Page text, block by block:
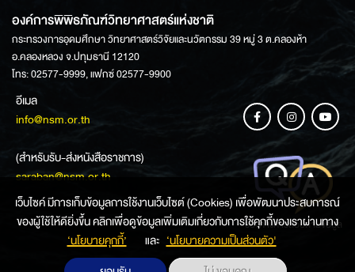
องค์การพิพิธภัณฑ์วิทยาศาสตร์แห่งชาติ
กระทรวงการอุดมศึกษา วิทยาศาสตร์วิจัยและนวัตกรรม 39 หมู่ 3 ต.คลองห้า
อ.คลองหลวง จ.ปทุมธานี 12120
โทร: 02577-9999, แฟกซ์ 02577-9900
อีเมล
info@nsm.or.th
(สำหรับรับ-ส่งหนังสือราชการ)
saraban@nsm.or.th
ช่องทางการสอบถามข้อมูล
เว็บไซค์ มีการเก็บข้อมูลการใช้งานเว็บไซต์ (Cookies) เพื่อพัฒนาประสบการณ์
ของผู้ใช้ให้ดียิ่งขึ้น คลิกเพื่อดูข้อมูลเพิ่มเติมเกี่ยวกับการใช้คุกกี้ของเราผ่านทาง
‘นโยบายคุกกี้’
และ ‘นโยบายความเป็นส่วนตัว'